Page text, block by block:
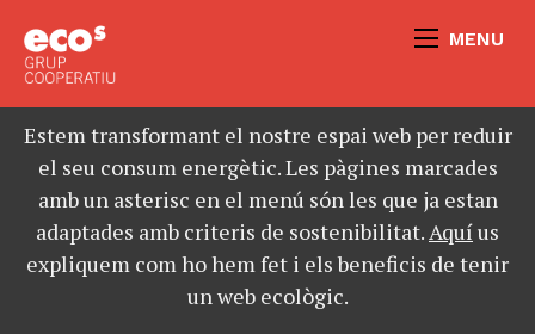
MENU
Estem transformant el nostre espai web per reduir
el seu consum energètic. Les pàgines marcades
amb un asterisc en el menú són les que ja estan
adaptades amb criteris de sostenibilitat.Aquíus
expliquem com ho hem fet i els beneficis de tenir
un web ecològic.